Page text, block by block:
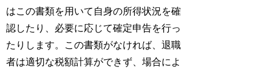
はこの書類を用いて自身の所得状況を確
認したり、必要に応じて確定申告を行っ
たりします。この書類がなければ、退職
者は適切な税額計算ができず、場合によ